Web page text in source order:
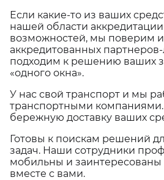
Если какие-то из ваших
нашей области
возможностей, мы поверим
аккредитованных
подходим к решению ваших
«одного окна».
У нас свой транспорт и мы
транспортными
бережную доставку ваших
Готовы к поискам решений
задач. Наши сотрудники
мобильны и заинтересованы
вместе с вами.